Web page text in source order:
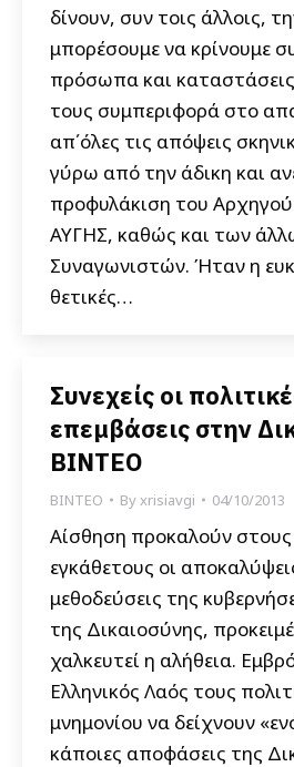
δίνουν, συν τοις άλλοις,
μπορέσουμε να κρίνουμε
πρόσωπα και
τους συμπεριφορά στο
απ΄όλες τις απόψεις
γύρω από την άδικη και
προφυλάκιση του
ΑΥΓΗΣ, καθώς και των
Συναγωνιστών. Ήταν η
θετικές…
Συνεχείς οι
επεμβάσεις στην
ΒΙΝΤΕΟ
ΒΙΝΤΕΟ Byxrisiavgi 04/10/2013
Αίσθηση προκαλούν στους
εγκάθετους οι
μεθοδεύσεις της
της Δικαιοσύνης,
χαλκευτεί η αλήθεια.
Ελληνικός Λαός τους
μνημονίου να δείχνουν
κάποιες αποφάσεις της